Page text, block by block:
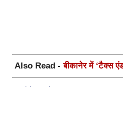
Also Read -बीकानेर में ‘टैक्स